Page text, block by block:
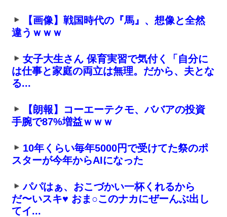
【画像】戦国時代の『馬』、想像と全然
違うｗｗｗ
女子大生さん 保育実習で気付く「自分に
は仕事と家庭の両立は無理。だから、夫とな
る...
【朗報】コーエーテクモ、ババアの投資
手腕で87%増益ｗｗｗ
10年くらい毎年5000円で受けてた祭のポ
スターが今年からAIになった
パパはぁ、おこづかい一杯くれるから
だ〜いスキ♥ おま○このナカにぜーんぶ出し
てイ...